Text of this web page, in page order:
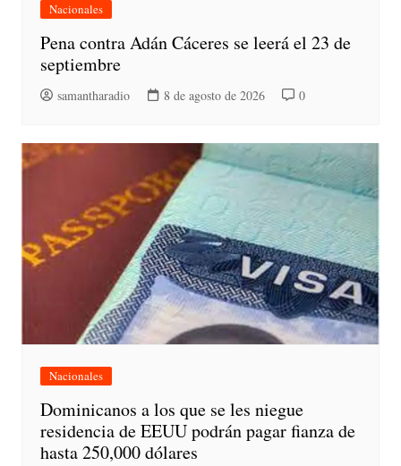
Nacionales
Pena contra Adán Cáceres se leerá el 23 de
septiembre
samantharadio 8 de agosto de 2026 0
Nacionales
Dominicanos a los que se les niegue
residencia de EEUU podrán pagar fianza de
hasta 250,000 dólares